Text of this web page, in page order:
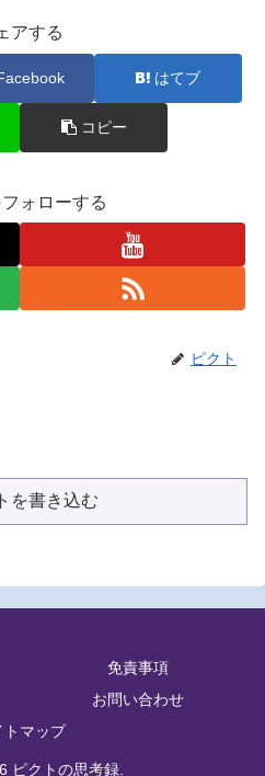
アする
はてブ
コピー
ォローする
ピクト
を書き込む
免責事項
お問い合わせ
トマップ
ピクトの思考録.